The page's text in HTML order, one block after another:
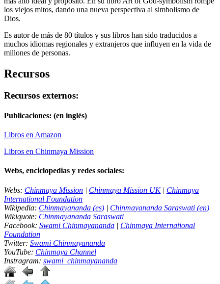
los viejos mitos, dando una nueva perspectiva al simbolismo de
Dios.
Es autor de más de 80 títulos y sus libros han sido traducidos a
muchos idiomas regionales y extranjeros que influyen en la vida de
millones de personas.
Recursos
Recursos externos:
Publicaciones: (en inglés)
Libros en Amazon
Libros en Chinmaya Mission
Webs, enciclopedias y redes sociales:
Webs: Chinmaya Mission | Chinmaya Mission UK| Chinmaya
International Foundation
Wikipedia: Chinmayananda (es) | Chinmayananda Saraswati (en)
Wikiquote: Chinmayananda Saraswati
Facebook: Swami Chinmayananda | Chinmaya International
Foundation
Twitter: Swami Chinmayananda
YouTube: Chinmaya Channel
Instragram: swami_chinmayananda